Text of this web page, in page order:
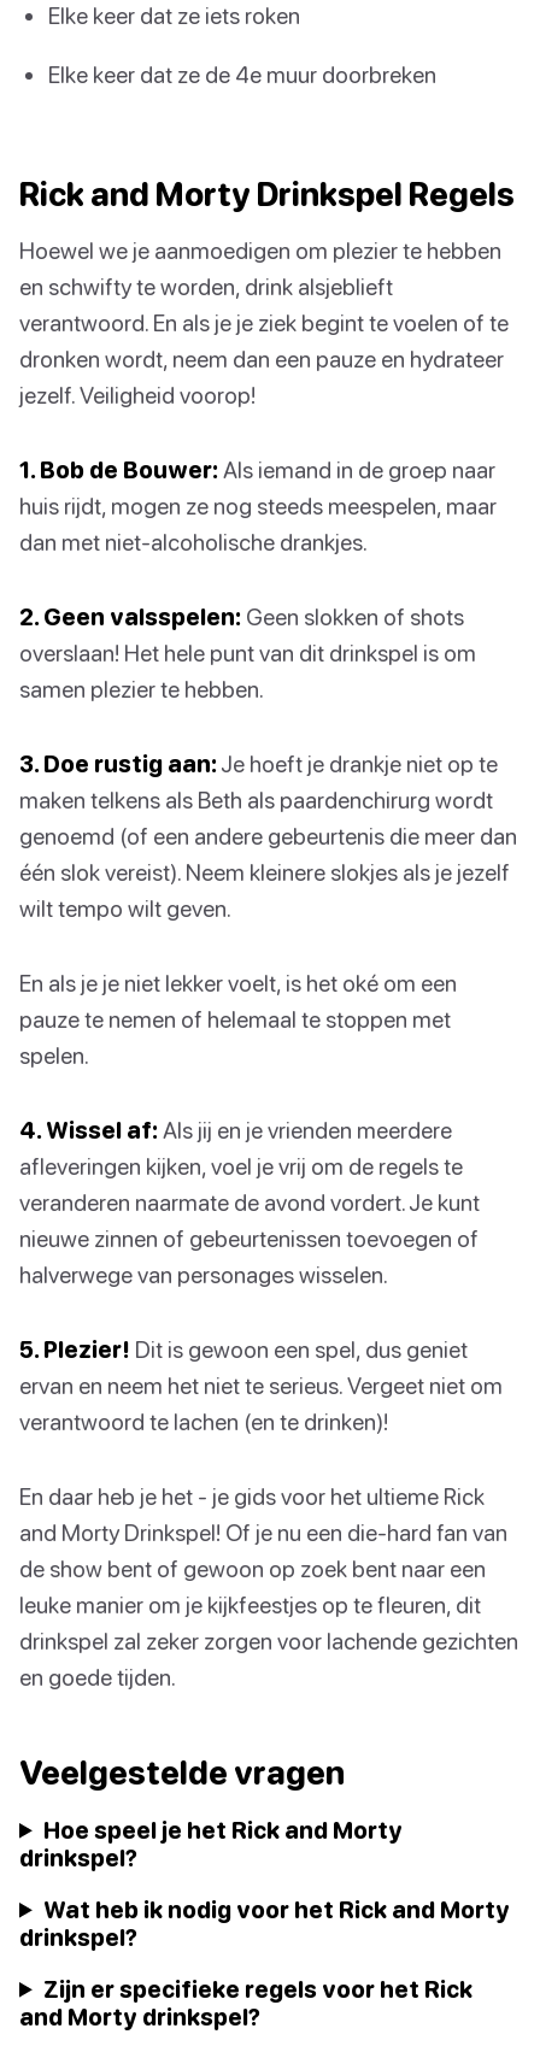
Elke keer dat ze iets roken
Elke keer dat ze de 4e muur doorbreken
Rick and Morty Drinkspel Regels
Hoewel we je aanmoedigen om plezier te hebben
en schwifty te worden, drink alsjeblieft
verantwoord. En als je je ziek begint te voelen of te
dronken wordt, neem dan een pauze en hydrateer
jezelf. Veiligheid voorop!
1. Bob de Bouwer: Als iemand in de groep naar
huis rijdt, mogen ze nog steeds meespelen, maar
dan met niet-alcoholische drankjes.
2. Geen valsspelen: Geen slokken of shots
overslaan! Het hele punt van dit drinkspel is om
samen plezier te hebben.
3. Doe rustig aan: Je hoeft je drankje niet op te
maken telkens als Beth als paardenchirurg wordt
genoemd (of een andere gebeurtenis die meer dan
één slok vereist). Neem kleinere slokjes als je jezelf
wilt tempo wilt geven.
En als je je niet lekker voelt, is het oké om een
pauze te nemen of helemaal te stoppen met
spelen.
4. Wissel af: Als jij en je vrienden meerdere
afleveringen kijken, voel je vrij om de regels te
veranderen naarmate de avond vordert. Je kunt
nieuwe zinnen of gebeurtenissen toevoegen of
halverwege van personages wisselen.
5. Plezier! Dit is gewoon een spel, dus geniet
ervan en neem het niet te serieus. Vergeet niet om
verantwoord te lachen (en te drinken)!
En daar heb je het - je gids voor het ultieme Rick
and Morty Drinkspel! Of je nu een die-hard fan van
de show bent of gewoon op zoek bent naar een
leuke manier om je kijkfeestjes op te fleuren, dit
drinkspel zal zeker zorgen voor lachende gezichten
en goede tijden.
Veelgestelde vragen
Hoe speel je het Rick and Morty
drinkspel?
Wat heb ik nodig voor het Rick and Morty
drinkspel?
Zijn er specifieke regels voor het Rick
and Morty drinkspel?